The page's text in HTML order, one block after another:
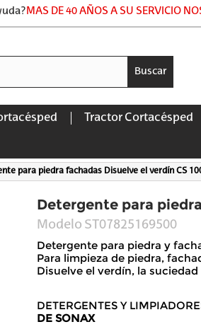
MAS DE 40 AÑOS A SU SERVICIO
Buscar
Tractor Cortacésped
para piedra fachadas Disuelve el verdín CS
Detergente para
Modelo ST07825169500
Detergente para piedra y
Para limpieza de piedra,
Disuelve el verdín, la
DETERGENTES Y
DE SONAX